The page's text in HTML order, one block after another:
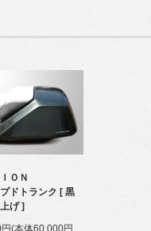
ＯＮ
ドトランク [ 黒
げ ]
(本体60,000円、